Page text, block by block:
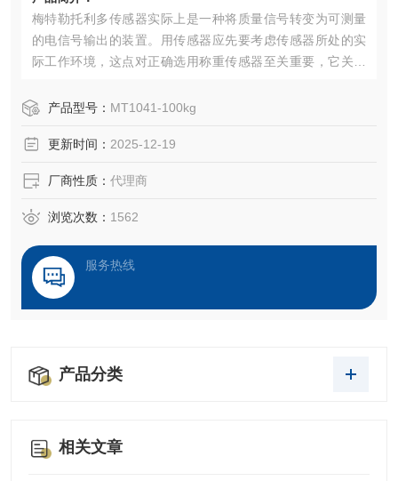
梅特勒托利多传感器实际上是一种将质量信号转变为可测量
的电信号输出的装置。用传感器应先要考虑传感器所处的实
际工作环境，这点对正确选用称重传感器至关重要，它关系
衡器的可靠性和安全性。在称重传感器主要技术指标的基本
型、轮辐式、板环式、膜盒式、桥式、柱筒式等几种样式
产品型号： MT1041-100kg
更新时间： 2025-12-19
厂商性质： 代理商
浏览次数： 1562
服务热线
产品分类
相关文章